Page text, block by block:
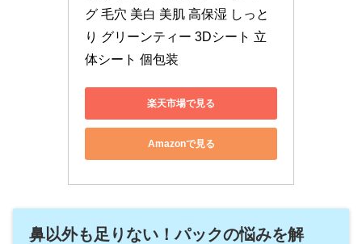
グ 毛穴 美白 美肌 高保湿 しっと
り グリーンティー 3Dシート 立
体シート 個包装
楽天市場で見る
Amazonで見る
鼻以外も足りない！パックの悩みを解